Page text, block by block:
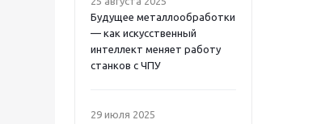
Будущее металлообработки
— как искусственный
интеллект меняет работу
станков с ЧПУ
29 июля 2025